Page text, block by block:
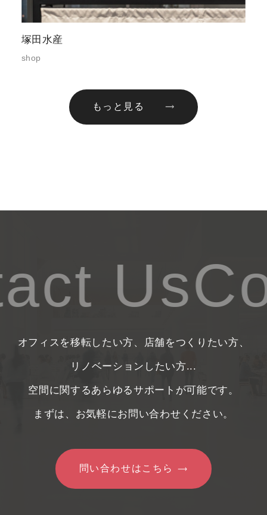
塚田水産
shop
もっと見る
Us
オフィスを移転したい方、店舗をつくりたい方、
リノベーションしたい方...
空間に関するあらゆるサポートが可能です。
まずは、お気軽にお問い合わせください。
問い合わせはこちら